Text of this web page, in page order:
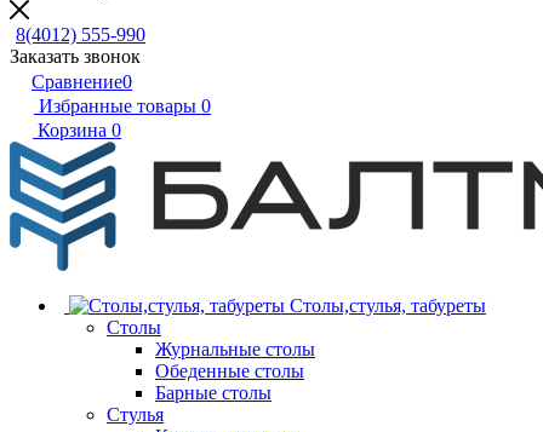
8(4012) 555-990
Заказать звонок
Сравнение0
Избранные товары 0
Корзина 0
Столы,стулья, табуреты
Столы
Журнальные столы
Обеденные столы
Барные столы
Стулья